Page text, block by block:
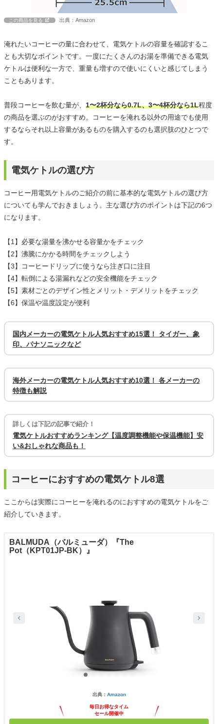
この商品を見る 出典：Amazon
淹れたいコーヒーの量に合わせて、電気ケトルの容量を確認するこ
とも大切なポイントです。一度にたくさんのお湯を準備できる電気
ケトルは便利な一方で、重量も増すので使いにくいと感じてしまう
こともあります。
普段コーヒーを飲む量が、 1〜2杯分なら0.7L、3〜4杯分なら1L程度
の商品を選ぶのがおすすめ。コーヒーを淹れる以外の用途でも使用
するならそれ以上容量があるものを購入するのも選択肢のひとつで
す。
電気ケトルの選び方
コーヒー用電気ケトルのご紹介の前に基本的な電気ケトルの選び方
についても学んでおきましょう。主な選び方のポイントは下記の6つ
になります。
【1】必要な湯量を沸かせる容量かをチェック
【2】沸騰にかかる時間をチェックしよう
【3】コーヒードリップに使うなら注ぎ口に注目
【4】転倒による湯漏れなどの安全機能をチェック
【5】素材ごとのデザイン性とメリット・デメリットをチェック
【6】保温や温度設定が便利
国内メーカーの電気ケトル人気おすすめ15選！ タイガー、象
印、パナソニックなど
海外メーカーの電気ケトル人気おすすめ10選！ 各メーカーの
特徴も解説
詳しくは下記の記事で紹介！
電気ケトルおすすめランキング【温度調整機能や保温機能】安
い&おしゃれな商品も！
コーヒーにおすすめの電気ケトル8選
ここからは実際にコーヒーを淹れるのにおすすめの電気ケトルをご
紹介していきます。
BALMUDA（バルミューダ）『The
Pot（KPT01JP-BK）』
出典： Amazon
毎日お得なタイム
セール開催中